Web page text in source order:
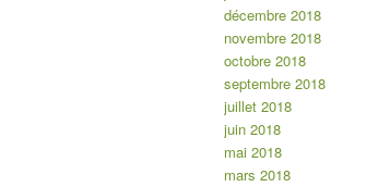
décembre 2018
novembre 2018
octobre 2018
septembre 2018
juillet 2018
juin 2018
mai 2018
mars 2018